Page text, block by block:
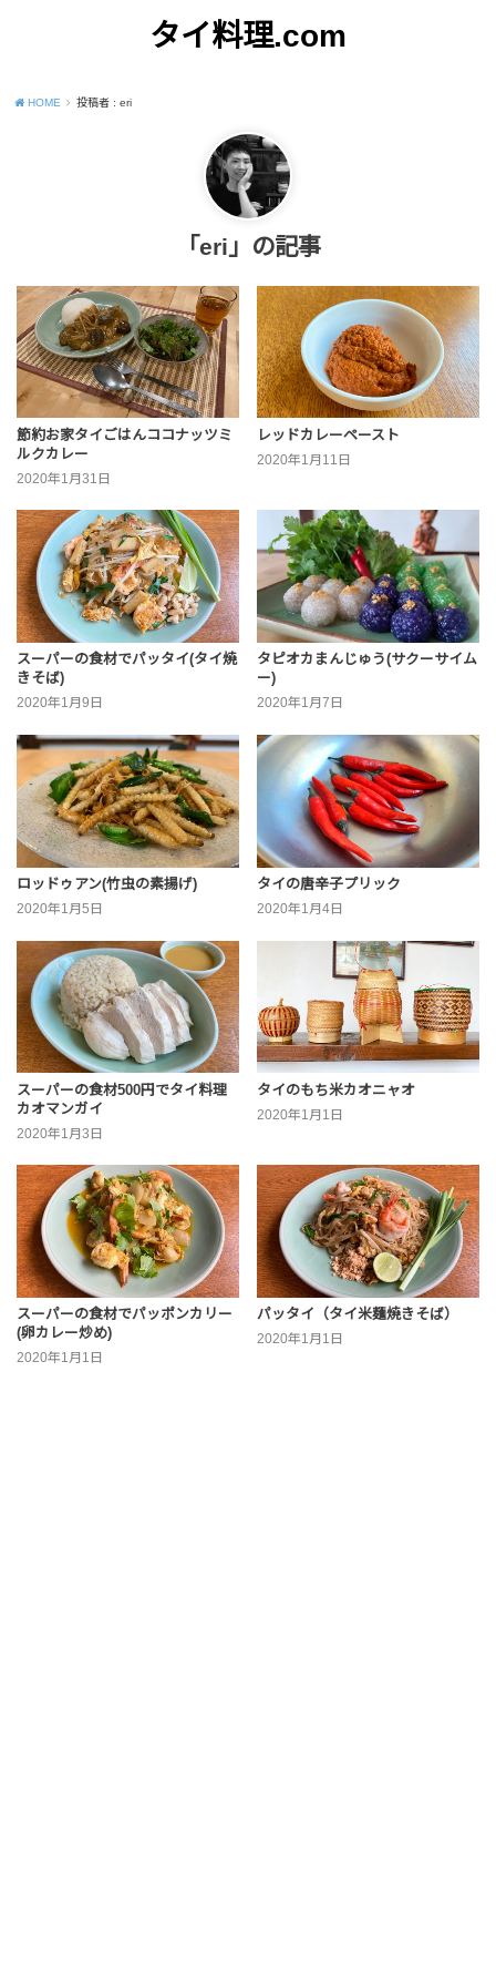
タイ料理.com
HOME 投稿者 : eri
「eri」の記事
節約お家タイごはんココナッツミ
ルクカレー
2020年1月31日
レッドカレーペースト
2020年1月11日
スーパーの食材でパッタイ(タイ焼
きそば)
2020年1月9日
タピオカまんじゅう(サクーサイム
ー)
2020年1月7日
ロッドゥアン(竹虫の素揚げ)
2020年1月5日
タイの唐辛子プリック
2020年1月4日
スーパーの食材500円でタイ料理
カオマンガイ
2020年1月3日
タイのもち米カオニャオ
2020年1月1日
スーパーの食材でパッポンカリー
(卵カレー炒め)
2020年1月1日
パッタイ（タイ米麺焼きそば）
2020年1月1日